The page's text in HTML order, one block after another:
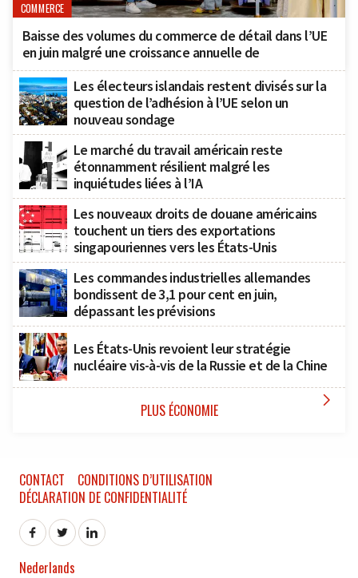
COMMERCE
Baisse des volumes du commerce de détail dans l’UE
en juin malgré une croissance annuelle de
Les électeurs islandais restent divisés sur la
question de l’adhésion à l’UE selon un
nouveau sondage
Le marché du travail américain reste
étonnamment résilient malgré les
inquiétudes liées à l’IA
Les nouveaux droits de douane américains
touchent un tiers des exportations
singapouriennes vers les États-Unis
Les commandes industrielles allemandes
bondissent de 3,1 pour cent en juin,
dépassant les prévisions
Les États-Unis revoient leur stratégie
nucléaire vis-à-vis de la Russie et de la Chine
PLUS ÉCONOMIE 
CONTACT
CONDITIONS D’UTILISATION
DÉCLARATION DE CONFIDENTIALITÉ
Nederlands